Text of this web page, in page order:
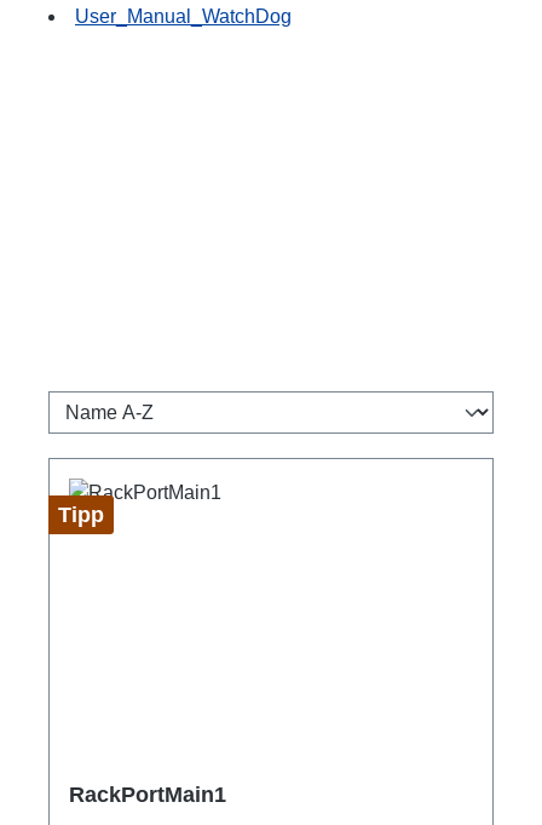
User_Manual_WatchDog
Tipp
RackPortMain1